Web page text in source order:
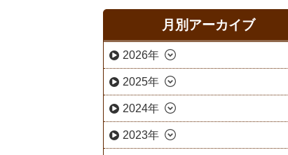
月別アーカイブ
2026年
2025年
2024年
2023年